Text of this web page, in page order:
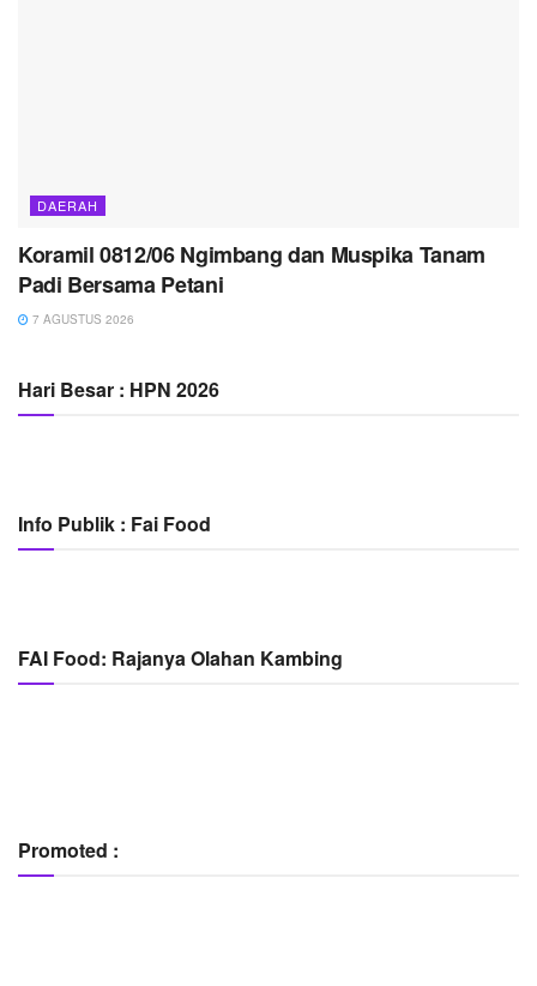
DAERAH
Koramil 0812/06 Ngimbang dan Muspika Tanam
Padi Bersama Petani
7 AGUSTUS 2026
Hari Besar : HPN 2026
Info Publik : Fai Food
FAI Food: Rajanya Olahan Kambing
Promoted :